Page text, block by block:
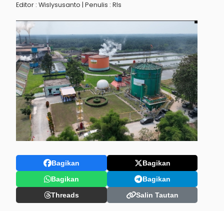
Editor : Wislysusanto | Penulis : Rls
Bagikan
Bagikan
Bagikan
Bagikan
Threads
Salin Tautan